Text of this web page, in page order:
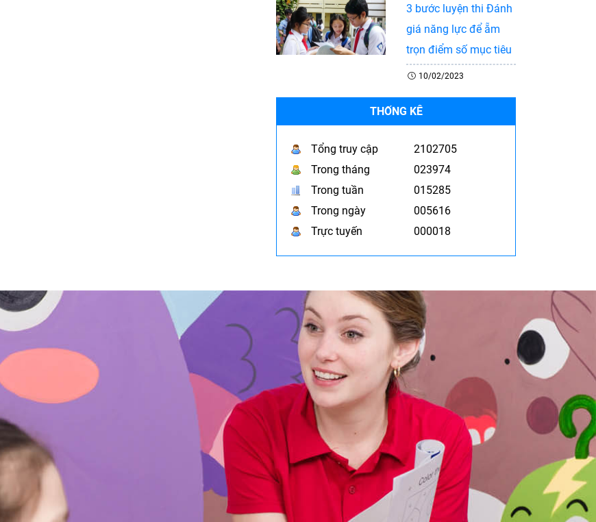
3 bước luyện thi Đánh
giá năng lực để ẵm
trọn điểm số mục tiêu
10/02/2023
THỐNG KÊ
Tổng truy cập
2102705
Trong tháng
023974
Trong tuần
015285
Trong ngày
005616
Trực tuyến
000018